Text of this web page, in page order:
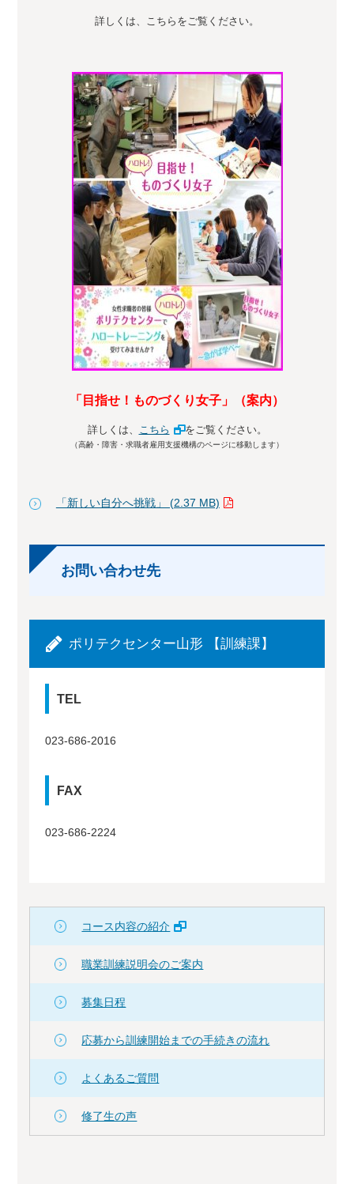
詳しくは、こちらをご覧ください。
「目指せ！ものづくり女子」（案内）
詳しくは、 こちら をご覧ください。
（高齢・障害・求職者雇用支援機構のページに移動します）
「新しい自分へ挑戦」 (2.37 MB)
お問い合わせ先
ポリテクセンター山形 【訓練課】
TEL
023-686-2016
FAX
023-686-2224
コース内容の紹介
職業訓練説明会のご案内
募集日程
応募から訓練開始までの手続きの流れ
よくあるご質問
修了生の声